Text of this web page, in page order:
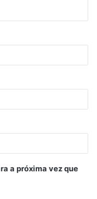
a próxima vez que